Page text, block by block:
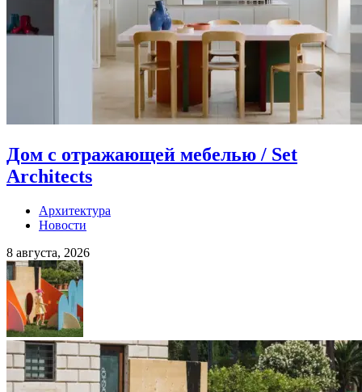
Дом с отражающей мебелью / Set
Architects
Архитектура
Новости
8 августа, 2026